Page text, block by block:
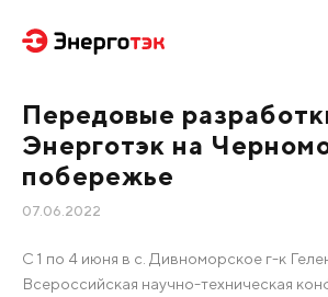
Передовые
Энерготэк на
побережье
07.06.2022
С 1 по 4 июня в с. Дивноморское г-к
Всероссийская научно-техническая